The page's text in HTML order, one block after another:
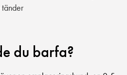
tänder
du barfa?